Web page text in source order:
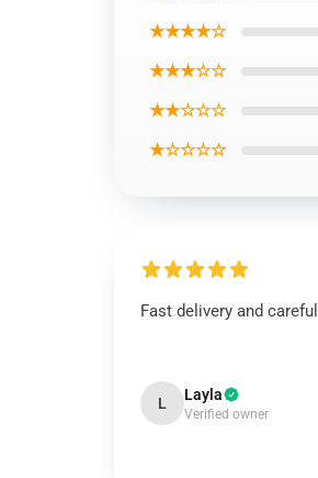
★★★★☆
★★★☆☆
★★☆☆☆
★☆☆☆☆
Fast delivery and
L Layla
Verified owner